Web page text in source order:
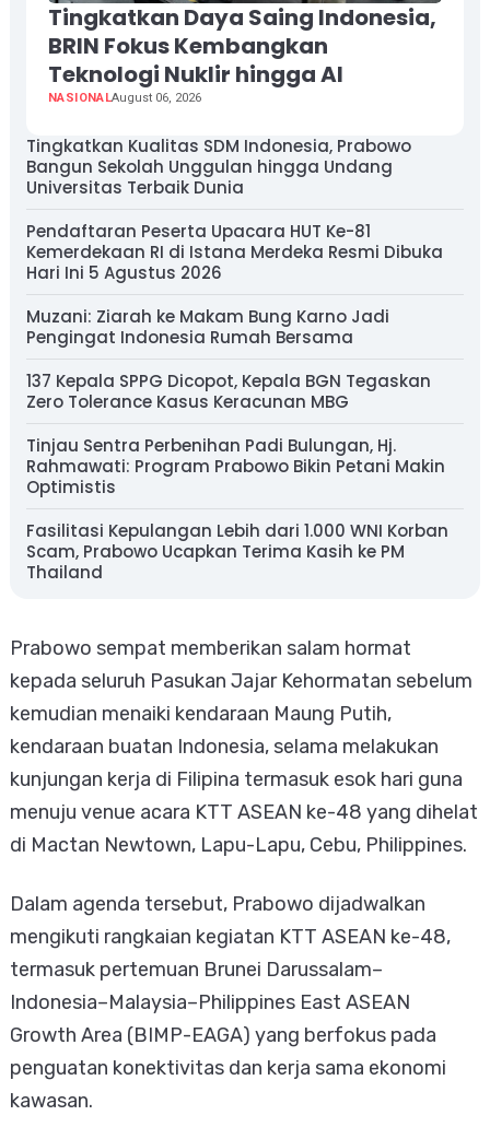
Tingkatkan Daya Saing Indonesia,
BRIN Fokus Kembangkan
Teknologi Nuklir hingga AI
NASIONALAugust 06, 2026
Tingkatkan Kualitas SDM Indonesia, Prabowo
Bangun Sekolah Unggulan hingga Undang
Universitas Terbaik Dunia
Pendaftaran Peserta Upacara HUT Ke-81
Kemerdekaan RI di Istana Merdeka Resmi Dibuka
Hari Ini 5 Agustus 2026
Muzani: Ziarah ke Makam Bung Karno Jadi
Pengingat Indonesia Rumah Bersama
137 Kepala SPPG Dicopot, Kepala BGN Tegaskan
Zero Tolerance Kasus Keracunan MBG
Tinjau Sentra Perbenihan Padi Bulungan, Hj.
Rahmawati: Program Prabowo Bikin Petani Makin
Optimistis
Fasilitasi Kepulangan Lebih dari 1.000 WNI Korban
Scam, Prabowo Ucapkan Terima Kasih ke PM
Thailand
Prabowo sempat memberikan salam hormat
kepada seluruh Pasukan Jajar Kehormatan sebelum
kemudian menaiki kendaraan Maung Putih,
kendaraan buatan Indonesia, selama melakukan
kunjungan kerja di Filipina termasuk esok hari guna
menuju venue acara KTT ASEAN ke-48 yang dihelat
di Mactan Newtown, Lapu-Lapu, Cebu, Philippines.
Dalam agenda tersebut, Prabowo dijadwalkan
mengikuti rangkaian kegiatan KTT ASEAN ke-48,
termasuk pertemuan Brunei Darussalam–
Indonesia–Malaysia–Philippines East ASEAN
Growth Area (BIMP-EAGA) yang berfokus pada
penguatan konektivitas dan kerja sama ekonomi
kawasan.